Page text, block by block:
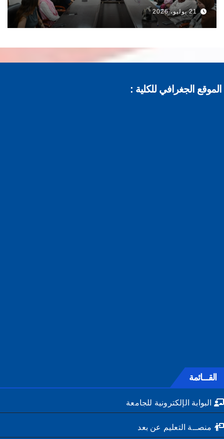
21 يوليو، 2026
الجغرافي للكلية :
القـــائمة
البوابة الإلكترونية للجامعة
منصــة التعليم عن بعد